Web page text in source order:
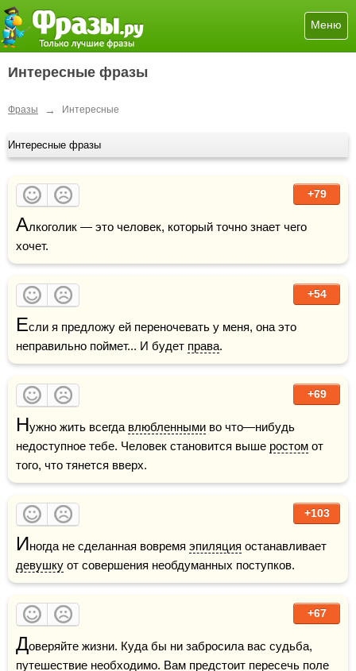
Меню
Интересные фразы
Фразы → Интересные
Интересные фразы
+79
Алкоголик — это человек, который точно знает чего
хочет.
+54
Если я предложу ей переночевать у меня, она это
неправильно поймет... И будет права.
+69
Нужно жить всегда влюбленными во что—нибудь
недоступное тебе. Человек становится выше ростом от
того, что тянется вверх.
+103
Иногда не сделанная вовремя эпиляция
девушку от совершения необдуманных поступков.
+67
Д
путешествие необходимо. Вам предстоит пересечь поле